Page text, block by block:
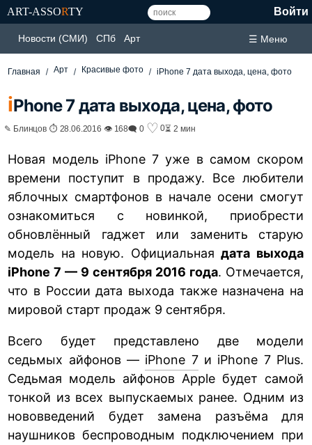
ART-ASSORTY Войти
Новости (СМИ) СПб Арт ☰ Меню
Главная Арт Красивые фото iPhone 7 дата выхода, цена, фото
iPhone 7 дата выхода, цена, фото
✎ Блинцов ⏱ 28.06.2016 👁 168🗨 0 ♡ 0⏳ 2 мин
Новая модель iPhone 7 уже в самом скором
времени поступит в продажу. Все любители
яблочных смартфонов в начале осени смогут
ознакомиться с новинкой, приобрести
обновлённый гаджет или заменить старую
модель на новую. Официальнаядата выхода
iPhone 7 — 9 сентября 2016 года. Отмечается,
что в России дата выхода также назначена на
мировой старт продаж 9 сентября.
Всего будет представлено две модели
седьмых айфонов — iPhone 7и iPhone 7 Plus.
Седьмая модель айфонов Apple будет самой
тонкой из всех выпускаемых ранее. Одним из
нововведений будет замена разъёма для
наушников беспроводным подключением при